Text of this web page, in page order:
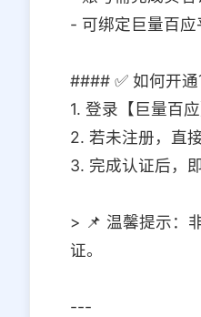
- 可绑定巨量百
#### ✅ 如何开通
1. 登录【巨量百
2. 若未注册，直
3. 完成认证后，
> 📌 温馨提示：
证。
---